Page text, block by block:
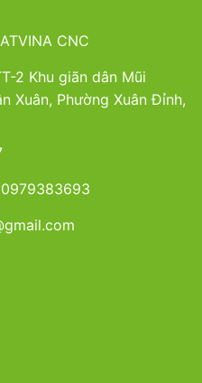
CNC
2 Khu giãn dân Mũi
Xuân, Phường Xuân Đỉnh,